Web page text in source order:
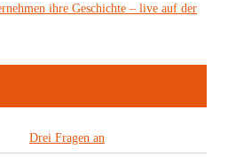
ihre Geschichte – live auf der
Drei Fragen an